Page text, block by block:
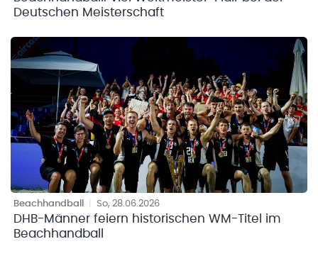
Deutschen Meisterschaft
Beachhandball So, 28.06.2026
DHB-Männer feiern historischen WM-Titel im
Beachhandball